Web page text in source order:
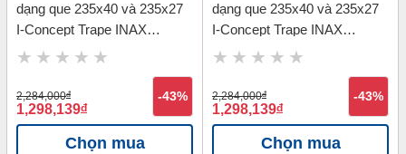
dạng que 235x40 và 235x27
I-Concept Trape INAX
3040B/TRP-2
2,284,000đ
1,298,139đ
-43%
Chọn mua
dạng que 235x40 và 235x27
I-Concept Trape INAX
3040B/TRP-4
2,284,000đ
1,298,139đ
-43%
Chọn mua